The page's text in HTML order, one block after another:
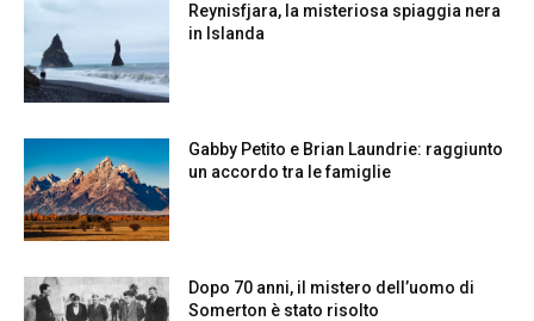
Reynisfjara, la misteriosa spiaggia nera
in Islanda
Gabby Petito e Brian Laundrie: raggiunto
un accordo tra le famiglie
Dopo 70 anni, il mistero dell’uomo di
Somerton è stato risolto